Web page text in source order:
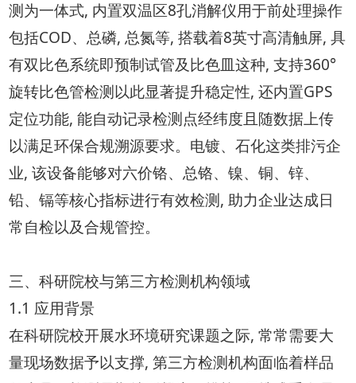
测为一体式, 内置双温区8孔消解仪用于前处理操作
包括COD、总磷, 总氮等, 搭载着8英寸高清触屏, 具
有双比色系统即预制试管及比色皿这种, 支持360°
旋转比色管检测以此显著提升稳定性, 还内置GPS
定位功能, 能自动记录检测点经纬度且随数据上传
以满足环保合规溯源要求。电镀、石化这类排污企
业, 该设备能够对六价铬、总铬、镍、铜、锌、
铅、镉等核心指标进行有效检测, 助力企业达成日
常自检以及合规管控。
三、科研院校与第三方检测机构领域
1.1 应用背景
在科研院校开展水环境研究课题之际, 常常需要大
量现场数据予以支撑, 第三方检测机构面临着样品